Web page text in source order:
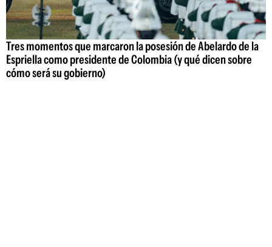
Tres momentos que marcaron la posesión de Abelardo de la
Espriella como presidente de Colombia (y qué dicen sobre
cómo será su gobierno)